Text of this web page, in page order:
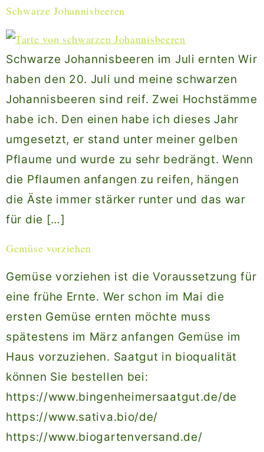
Schwarze Johannisbeeren
Schwarze Johannisbeeren im Juli ernten Wir
haben den 20. Juli und meine schwarzen
Johannisbeeren sind reif. Zwei Hochstämme
habe ich. Den einen habe ich dieses Jahr
umgesetzt, er stand unter meiner gelben
Pflaume und wurde zu sehr bedrängt. Wenn
die Pflaumen anfangen zu reifen, hängen
die Äste immer stärker runter und das war
für die […]
Gemüse vorziehen
Gemüse vorziehen ist die Voraussetzung für
eine frühe Ernte. Wer schon im Mai die
ersten Gemüse ernten möchte muss
spätestens im März anfangen Gemüse im
Haus vorzuziehen. Saatgut in bioqualität
können Sie bestellen bei:
https://www.bingenheimersaatgut.de/de
https://www.sativa.bio/de/
https://www.biogartenversand.de/